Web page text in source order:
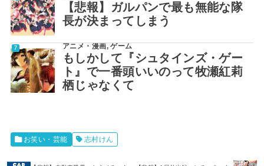
【悲報】ガルパンで最も無能な隊
長が決まってしまう
アニメ・漫画,ゲーム
もしかして『シュタインズ・ゲー
ト』で一番頭いいのって牧瀬紅莉
栖じゃなくて
お笑い・芸能 志村けん